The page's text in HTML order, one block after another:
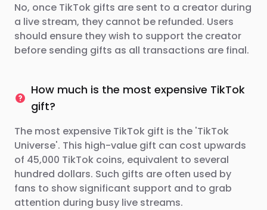
No, once TikTok gifts are sent to a creator during
a live stream, they cannot be refunded. Users
should ensure they wish to support the creator
before sending gifts as all transactions are final.
How much is the most expensive TikTok
gift?
The most expensive TikTok gift is the 'TikTok
Universe'. This high-value gift can cost upwards
of 45,000 TikTok coins, equivalent to several
hundred dollars. Such gifts are often used by
fans to show significant support and to grab
attention during busy live streams.